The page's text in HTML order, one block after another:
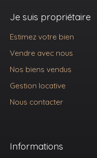
Je suis propriétaire
Estimez votre bien
Vendre avec nous
Nos biens vendus
Gestion locative
Nous contacter
Informations